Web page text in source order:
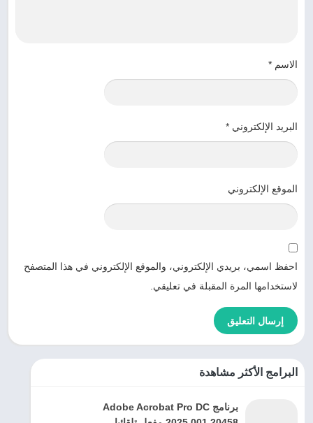
الاسم *
البريد الإلكتروني *
الموقع الإلكتروني
احفظ اسمي، بريدي الإلكتروني، والموقع الإلكتروني في هذا المتصفح
لاستخدامها المرة المقبلة في تعليقي.
البرامج الأكثر مشاهدة
برنامج Adobe Acrobat Pro DC